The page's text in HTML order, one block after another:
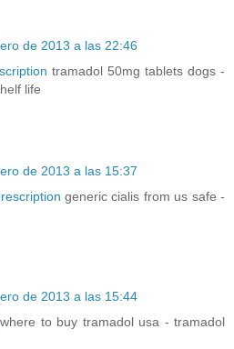
de 2013 a las 22:46
tramadol 50mg tablets dogs -
life
de 2013 a las 15:37
generic cialis from us safe -
de 2013 a las 15:44
to buy tramadol usa - tramadol